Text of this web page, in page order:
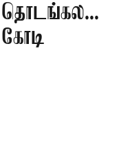
தொடங்கல...